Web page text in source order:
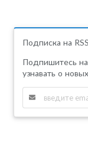
Подписка на
Подпишитесь
узнавать о